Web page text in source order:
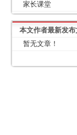
家长课堂
本文作者最新发布
暂无文章！